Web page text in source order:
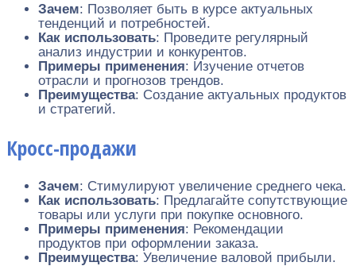
Зачем: Позволяет быть в курсе актуальных
тенденций и потребностей.
Как использовать: Проведите регулярный
анализ индустрии и конкурентов.
Примеры применения: Изучение отчетов
отрасли и прогнозов трендов.
Преимущества: Создание актуальных продуктов
и стратегий.
Кросс-продажи
Зачем: Стимулируют увеличение среднего чека.
Как использовать: Предлагайте сопутствующие
товары или услуги при покупке основного.
Примеры применения: Рекомендации
продуктов при оформлении заказа.
Преимущества: Увеличение валовой прибыли.